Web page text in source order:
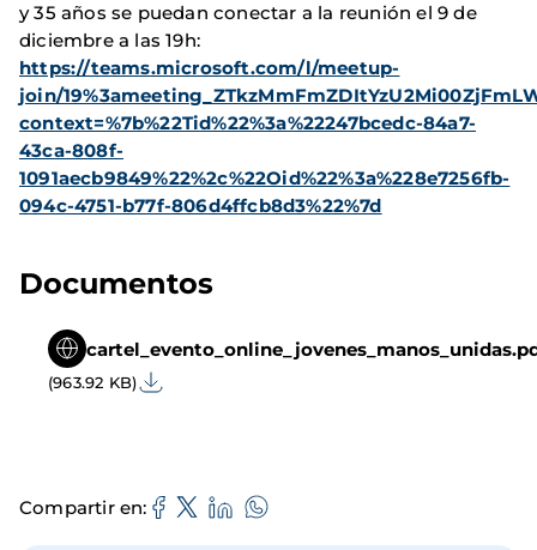
y 35 años se puedan conectar a la reunión el 9 de
diciembre a las 19h:
https://teams.microsoft.com/l/meetup-
join/
context=%7b%22Tid%22%3a%22247bcedc-84a7-
43ca-808f-
1091aecb9849%22%2c%22Oid%22%3a%228e7256fb-
094c-4751-b77f-806d4ffcb8d3%22%7d
Documentos
(963.92 KB)
Compartir en